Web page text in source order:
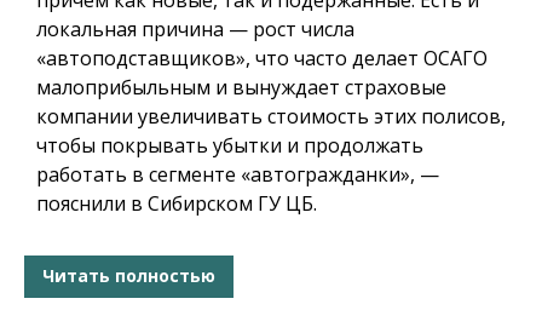
локальная причина — рост числа
«автоподставщиков», что часто делает ОСАГО
малоприбыльным и вынуждает страховые
компании увеличивать стоимость этих полисов,
чтобы покрывать убытки и продолжать
работать в сегменте «автогражданки», —
пояснили в Сибирском ГУ ЦБ.
Читать полностью